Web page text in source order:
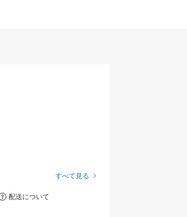
すべて見る
配送について